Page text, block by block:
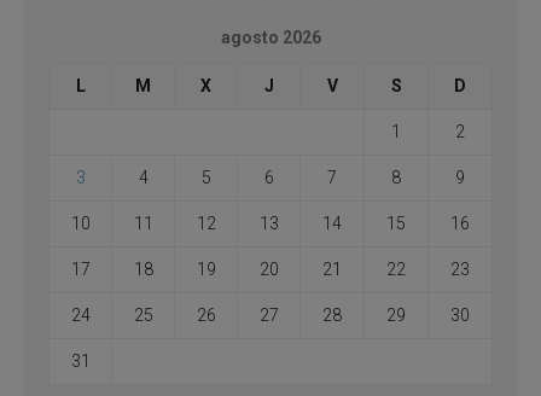
agosto 2026
L M X J V S D
1 2
3 4 5 6 7 8 9
10 11 12 13 14 15 16
17 18 19 20 21 22 23
24 25 26 27 28 29 30
31